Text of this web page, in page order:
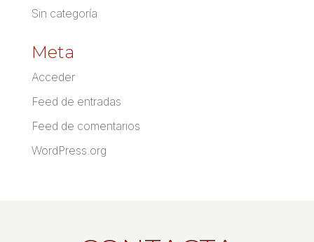
Sin categoría
Meta
Acceder
Feed de entradas
Feed de comentarios
WordPress.org